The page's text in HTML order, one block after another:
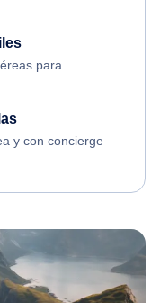
para
y con concierge